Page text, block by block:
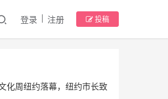
登录 注册 投稿
化周纽约落幕，纽约市长致